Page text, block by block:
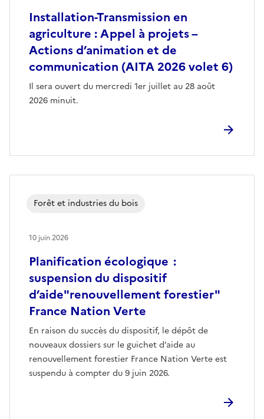
Installation-Transmission en
agriculture : Appel à projets –
Actions d’animation et de
communication (AITA 2026 volet 6)
Il sera ouvert du mercredi 1er juillet au 28 août
2026 minuit.
Planification écologique :
suspension du dispositif
d’aide"renouvellement forestier"
France Nation Verte
En raison du succès du dispositif, le dépôt de
nouveaux dossiers sur le guichet d’aide au
renouvellement forestier France Nation Verte est
suspendu à compter du 9 juin 2026.
Forêt et industries du bois
10 juin 2026